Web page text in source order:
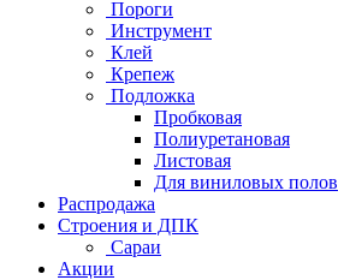
Пороги
Инструмент
Клей
Крепеж
Подложка
Пробковая
Полиуретановая
Листовая
Для виниловых полов
Распродажа
Строения и ДПК
Сараи
Акции